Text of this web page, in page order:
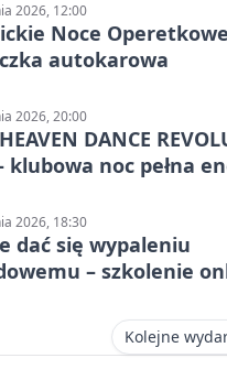
2026, 12:00
Noce
autokarowa
2026, 20:00
DANCE
klubowa noc pełna
2026, 18:30
dać się wypaleniu
– szkolenie
Kolejne